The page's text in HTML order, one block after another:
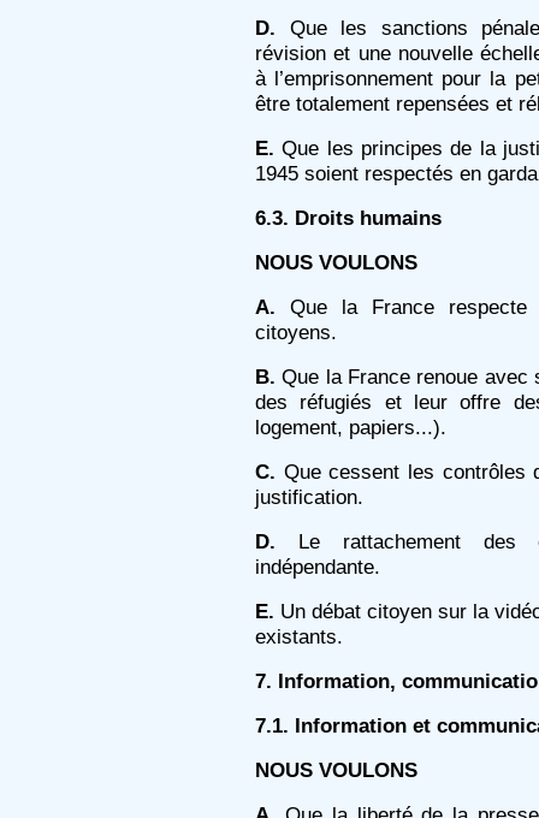
D. Que les sanctions
révision et une nouvelle
à l’emprisonnement pour la
être totalement repensées et
E. Que les principes de la
1945 soient respectés en
6.3. Droits humains
NOUS VOULONS
A. Que la France
citoyens.
B. Que la France renoue avec
des réfugiés et leur offre
logement, papiers...).
C. Que cessent les contrôles
justification.
D. Le rattachement des
indépendante.
E. Un débat citoyen sur la
existants.
7. Information,
7.1. Information et
NOUS VOULONS